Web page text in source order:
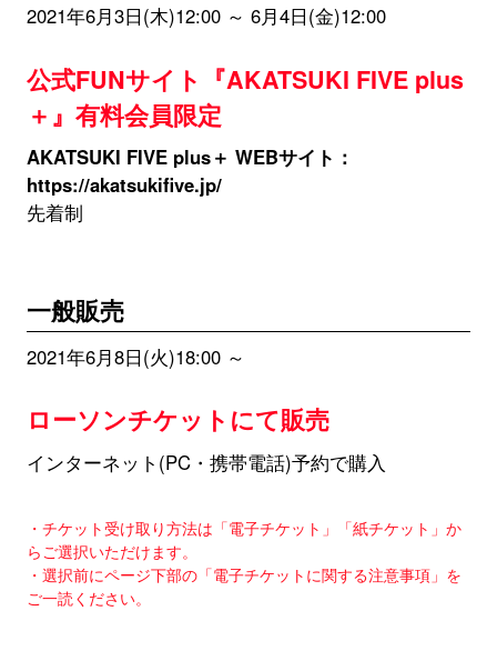
2021年6月3日(木)12:00 ～ 6月4日(金)12:00
公式FUNサイト『AKATSUKI FIVE plus
＋』有料会員限定
AKATSUKI FIVE plus＋ WEBサイト：
https://akatsukifive.jp/
先着制
一般販売
2021年6月8日(火)18:00 ～
ローソンチケットにて販売
インターネット(PC・携帯電話)予約で購入
・チケット受け取り方法は「電子チケット」「紙チケット」か
らご選択いただけます。
・選択前にページ下部の「電子チケットに関する注意事項」を
ご一読ください。